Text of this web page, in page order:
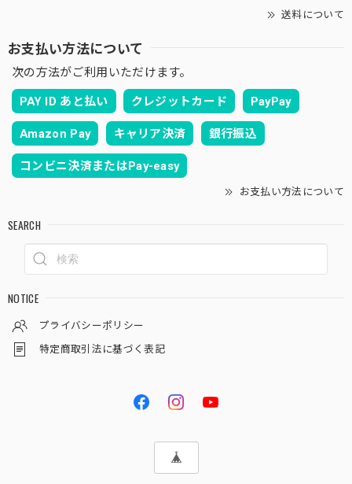
送料について
お支払い方法について
次の方法がご利用いただけます。
PAY ID あと払い クレジットカード PayPay
Amazon Pay キャリア決済 銀行振込
コンビニ決済またはPay-easy
お支払い方法について
SEARCH
NOTICE
プライバシーポリシー
特定商取引法に基づく表記